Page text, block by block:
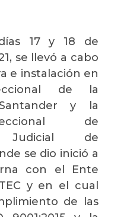
17 y 18 de
se llevó a cabo
e instalación en
de la
y la
de
Judicial de
se dio inició a
con el Ente
y en el cual
de las